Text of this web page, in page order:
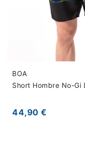
BOA
Short Hombre No-Gi
44,90 €